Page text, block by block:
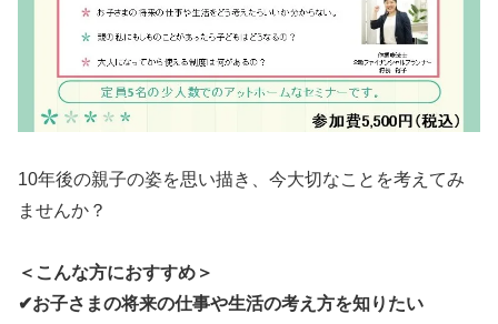
10年後の親子の姿を思い描き、今大切なことを考えてみ
ませんか？
＜こんな方におすすめ＞
✔お子さまの将来の仕事や生活の考え方を知りたい